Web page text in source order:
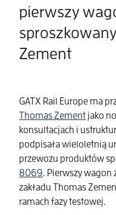
pierwszy
Zement
GATX Rail Europe ma
Thomas Zement jako
konsultacjach i
podpisała wieloletnią
przewozu produktów
8069. Pierwszy wagon
zakładu Thomas
ramach fazy testowej.